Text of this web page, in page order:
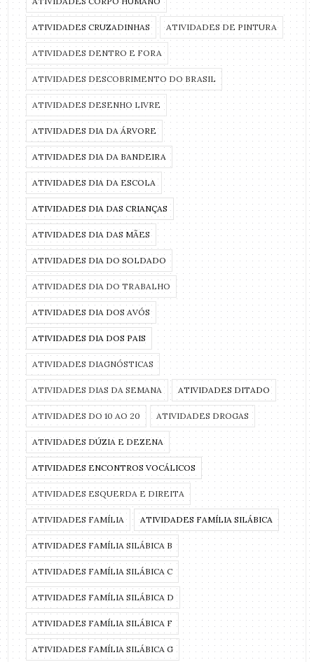
ATIVIDADES CRUZADINHAS ATIVIDADES DE PINTURA
ATIVIDADES DENTRO E FORA
ATIVIDADES DESCOBRIMENTO DO BRASIL
ATIVIDADES DESENHO LIVRE
ATIVIDADES DIA DA ÁRVORE
ATIVIDADES DIA DA BANDEIRA
ATIVIDADES DIA DA ESCOLA
ATIVIDADES DIA DAS CRIANÇAS
ATIVIDADES DIA DAS MÃES
ATIVIDADES DIA DO SOLDADO
ATIVIDADES DIA DO TRABALHO
ATIVIDADES DIA DOS AVÓS
ATIVIDADES DIA DOS PAIS
ATIVIDADES DIAGNÓSTICAS
ATIVIDADES DIAS DA SEMANA ATIVIDADES DITADO
ATIVIDADES DO 10 AO 20 ATIVIDADES DROGAS
ATIVIDADES DÚZIA E DEZENA
ATIVIDADES ENCONTROS VOCÁLICOS
ATIVIDADES ESQUERDA E DIREITA
ATIVIDADES FAMÍLIA ATIVIDADES FAMÍLIA SILÁBICA
ATIVIDADES FAMÍLIA SILÁBICA B
ATIVIDADES FAMÍLIA SILÁBICA C
ATIVIDADES FAMÍLIA SILÁBICA D
ATIVIDADES FAMÍLIA SILÁBICA F
ATIVIDADES FAMÍLIA SILÁBICA G